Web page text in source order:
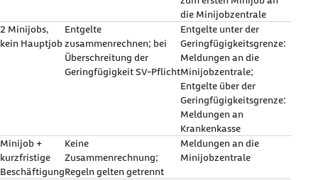
die Minijobzentrale
2 Minijobs,
kein Hauptjob
Entgelte
zusammenrechnen; bei
Überschreitung der
Geringfügigkeit SV‑Pflicht
Entgelte unter der
Geringfügigkeitsgrenze:
Meldungen an die
Minijobzentrale;
Entgelte über der
Geringfügigkeitsgrenze:
Meldungen an
Krankenkasse
Minijob +
kurzfristige
Beschäftigung
Keine
Zusammenrechnung;
Regeln gelten getrennt
Meldungen an die
Minijobzentrale